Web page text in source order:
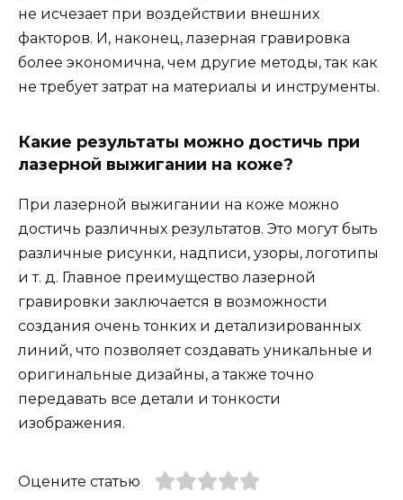
не исчезает при воздействии внешних
факторов. И, наконец, лазерная гравировка
более экономична, чем другие методы, так как
не требует затрат на материалы и инструменты.
Какие результаты можно достичь при
лазерной выжигании на коже?
При лазерной выжигании на коже можно
достичь различных результатов. Это могут быть
различные рисунки, надписи, узоры, логотипы
и т. д. Главное преимущество лазерной
гравировки заключается в возможности
создания очень тонких и детализированных
линий, что позволяет создавать уникальные и
оригинальные дизайны, а также точно
передавать все детали и тонкости
изображения.
Оцените статью